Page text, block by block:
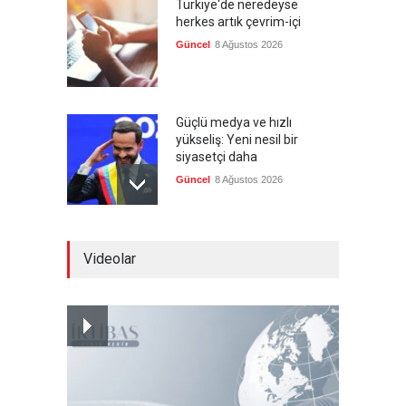
Türkiye'de neredeyse
herkes artık çevrim-içi
Güncel 8 Ağustos 2026
Güçlü medya ve hızlı
yükseliş: Yeni nesil bir
siyasetçi daha
Güncel 8 Ağustos 2026
Kolombiya, solcu Petro'nun
yerine aşırı sağcı Espriella'yı
Videolar